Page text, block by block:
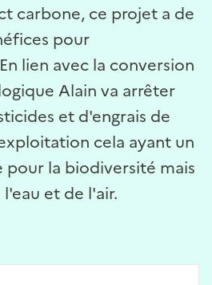
carbone, ce projet a de
pour
lien avec la conversion
Alain va arrêter
et d'engrais de
cela ayant un
la biodiversité mais
et de l'air.